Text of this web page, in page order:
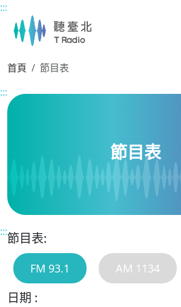
主要內容區塊
:::
首頁
節目表
:::
節目表
:::節目表:
FM 93.1 AM 1134
日期 :